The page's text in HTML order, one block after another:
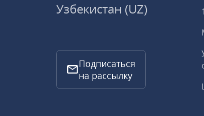
Узбекистан (UZ)
Подписаться
на рассылку